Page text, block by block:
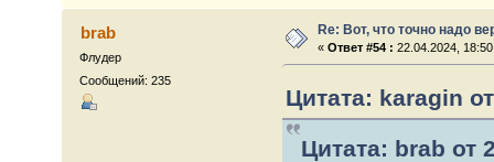
brab
Флудер
Сообщений: 235
Re: Вот, что точно надо
«Ответ #54 : 22.04.2024,
Цитата: karagin
Цитата: brab от